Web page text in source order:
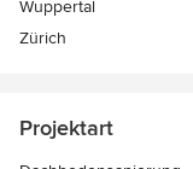
Wuppertal
Zürich
Projektart